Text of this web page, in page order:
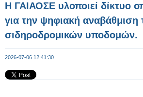
Η ΓΑΙΑΟΣΕ υλοποιεί δίκτυο
για την ψηφιακή αναβάθμιση
σιδηροδρομικών υποδομών.
2026-07-06 12:41:30